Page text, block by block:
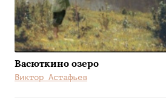
Васюткино озеро
Виктор Астафьев